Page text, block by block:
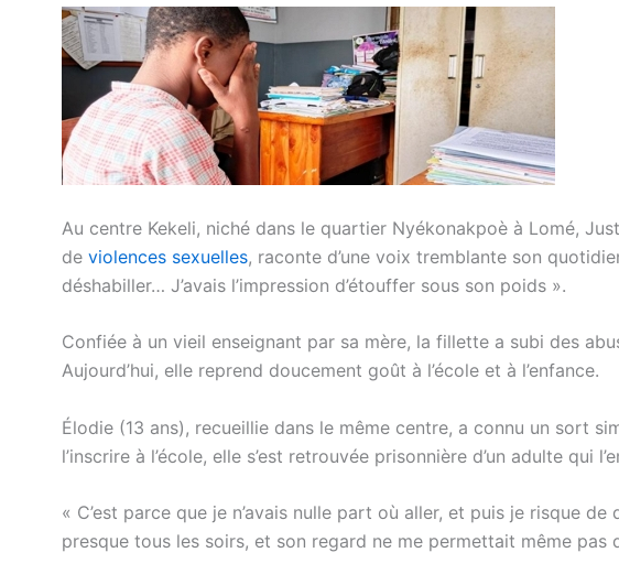
Au centre Kekeli, niché dans le quartier Nyékonakpoè à Lomé,
de violences sexuelles, raconte d’une voix tremblante son
déshabiller… J’avais l’impression d’étouffer sous son poids ».
Confiée à un vieil enseignant par sa mère, la fillette a subi des
Aujourd’hui, elle reprend doucement goût à l’école et à l’enfance.
Élodie (13 ans), recueillie dans le même centre, a connu un sort
l’inscrire à l’école, elle s’est retrouvée prisonnière d’un adulte qui
« C’est parce que je n’avais nulle part où aller, et puis je risque
presque tous les soirs, et son regard ne me permettait même